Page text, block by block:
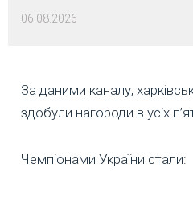
06.08.2026
За даними каналу,
здобули нагороди в усіх
Чемпіонами України стали: